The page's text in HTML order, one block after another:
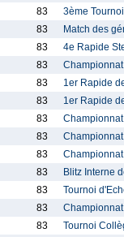
83
3ème
83
Match des
83
4e Rapide
83
83
1er Rapide
83
1er Rapide
83
83
83
83
Blitz Interne
83
Tournoi
83
83
Tournoi